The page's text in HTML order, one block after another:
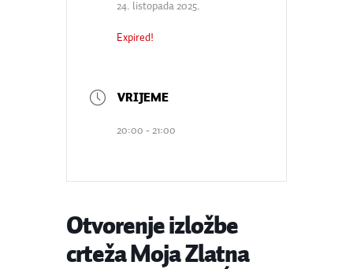
24. listopada 2025.
Expired!
20:00 - 21:00
Otvorenje izložbe
crteža Moja Zlatna